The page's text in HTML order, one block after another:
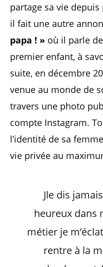
partage sa vie depuis
il fait une autre
papa ! » où il parle
premier enfant, à
suite, en décembre
venue au monde de
travers une photo
compte Instagram.
l’identité de sa
vie privée au
Jle dis
heureux dans
métier je
rentre à la